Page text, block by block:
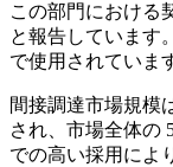
この部門における
と報告しています
で使用されていま
間接調達市場規模
され、市場全体の
での高い採用によ